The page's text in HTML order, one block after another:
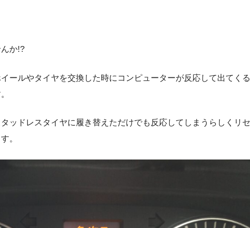
か!?
ールやタイヤを交換した時にコンピューターが反応して出てくる
ッドレスタイヤに履き替えただけでも反応してしまうらしくリセ
。